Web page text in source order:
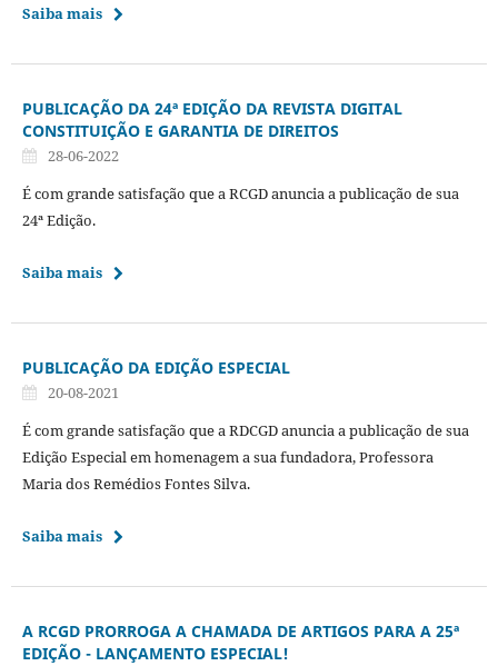
Saiba mais
PUBLICAÇÃO DA 24ª EDIÇÃO DA REVISTA DIGITAL
CONSTITUIÇÃO E GARANTIA DE DIREITOS
28-06-2022
É com grande satisfação que a RCGD anuncia a publicação de sua
24ª Edição.
Saiba mais
PUBLICAÇÃO DA EDIÇÃO ESPECIAL
20-08-2021
É com grande satisfação que a RDCGD anuncia a publicação de sua
Edição Especial em homenagem a sua fundadora, Professora
Maria dos Remédios Fontes Silva.
Saiba mais
A RCGD PRORROGA A CHAMADA DE ARTIGOS PARA A 25ª
EDIÇÃO - LANÇAMENTO ESPECIAL!